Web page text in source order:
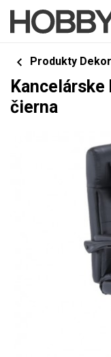
Produkty
Kancelárske
čierna